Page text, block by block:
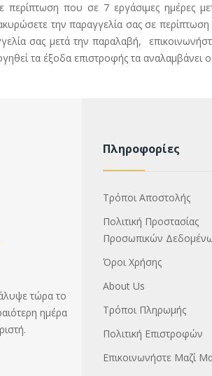
που σε 7 εργάσιμες ημέρες
την παραγγελία σας σε περίπτωση
σας μετά την παραλαβή,
τα έξοδα επιστροφής τα αναλαμβάνει
τώρα το
ημέρα
Πληροφορίες
Τρόποι Αποστολής
Πολιτική Προστασίας
Προσωπικών
Όροι Χρήσης
About Us
Τρόποι Πληρωμής
Πολιτική Επιστροφών
Επικοινωνήστε Μαζί